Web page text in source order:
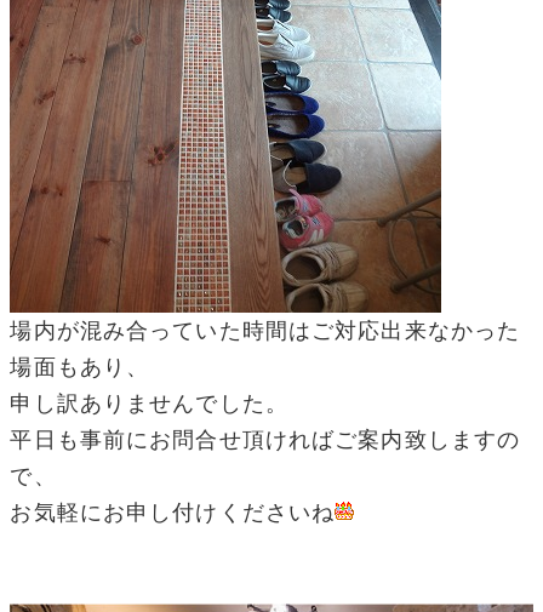
場内が混み合っていた時間はご対応出来なかった
場面もあり、
申し訳ありませんでした。
平日も事前にお問合せ頂ければご案内致しますの
で、
お気軽にお申し付けくださいね